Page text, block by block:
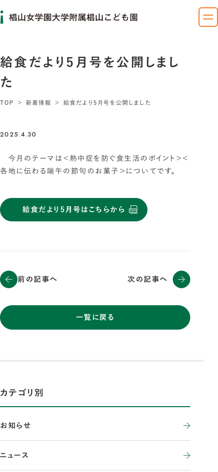
給食だより5月号を公開しまし
た
TOP 新着情報 給食だより5月号を公開しました
2025.4.30
今月のテーマは＜熱中症を防ぐ食生活のポイント＞＜
各地に伝わる端午の節句のお菓子＞についてです。
給食だより5月号はこちらから
前の記事へ
一覧に戻る
次の記事へ
カテゴリ別
お知らせ
ニュース